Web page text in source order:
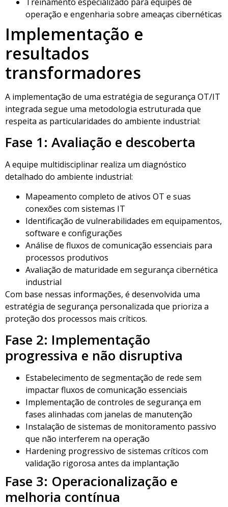
operação e engenharia sobre ameaças cibernéticas
Implementação e
resultados
transformadores
A implementação de uma estratégia de segurança OT/IT
integrada segue uma metodologia estruturada que
respeita as particularidades do ambiente industrial:
Fase 1: Avaliação e descoberta
A equipe multidisciplinar realiza um diagnóstico
detalhado do ambiente industrial:
Mapeamento completo de ativos OT e suas
conexões com sistemas IT
Identificação de vulnerabilidades em equipamentos,
software e configurações
Análise de fluxos de comunicação essenciais para
processos produtivos
Avaliação de maturidade em segurança cibernética
industrial
Com base nessas informações, é desenvolvida uma
estratégia de segurança personalizada que prioriza a
proteção dos processos mais críticos.
Fase 2: Implementação
progressiva e não disruptiva
Estabelecimento de segmentação de rede sem
impactar fluxos de comunicação essenciais
Implementação de controles de segurança em
fases alinhadas com janelas de manutenção
Instalação de sistemas de monitoramento passivo
que não interferem na operação
Hardening progressivo de sistemas críticos com
validação rigorosa antes da implantação
Fase 3: Operacionalização e
melhoria contínua